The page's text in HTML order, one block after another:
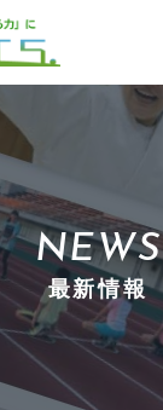
NEWS
最新情報